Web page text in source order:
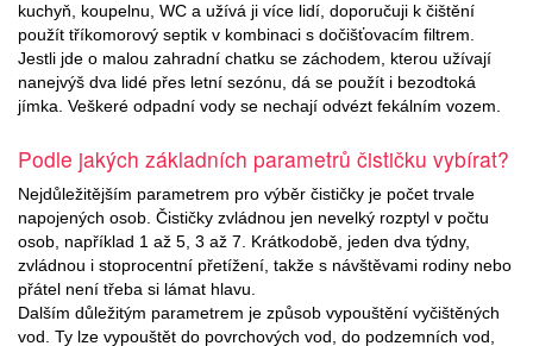
kuchyň, koupelnu, WC a užívá ji více lidí, doporučuji k čištění
použít tříkomorový septik v kombinaci s dočišťovacím filtrem.
Jestli jde o malou zahradní chatku se záchodem, kterou užívají
nanejvýš dva lidé přes letní sezónu, dá se použít i bezodtoká
jímka. Veškeré odpadní vody se nechají odvézt fekálním vozem.
Podle jakých základních parametrů čističku vybírat?
Nejdůležitějším parametrem pro výběr čističky je počet trvale
napojených osob. Čističky zvládnou jen nevelký rozptyl v počtu
osob, například 1 až 5, 3 až 7. Krátkodobě, jeden dva týdny,
zvládnou i stoprocentní přetížení, takže s návštěvami rodiny nebo
přátel není třeba si lámat hlavu.
Dalším důležitým parametrem je způsob vypouštění vyčištěných
vod. Ty lze vypouštět do povrchových vod, do podzemních vod,